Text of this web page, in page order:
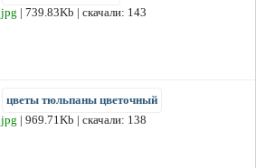
jpg | 739.83Kb | скачали: 143
цветы тюльпаны цветочный
jpg | 969.71Kb | скачали: 138